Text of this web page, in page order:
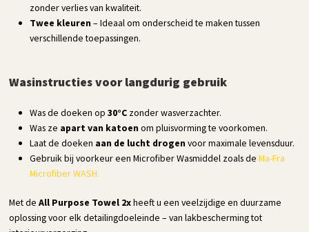
zonder verlies van kwaliteit.
Twee kleuren – Ideaal om onderscheid te maken tussen
verschillende toepassingen.
Wasinstructies voor langdurig gebruik
Was de doeken op30°C zonder wasverzachter.
Was ze apart van katoen om pluisvorming te voorkomen.
Laat de doeken aan de lucht drogen voor maximale levensduur.
Gebruik bij voorkeur een Microfiber Wasmiddel zoals deMa-Fra
Microfiber WASH.
Met deAll Purpose Towel 2xheeft u een veelzijdige en duurzame
oplossing voor elk detailingdoeleinde – van lakbescherming tot